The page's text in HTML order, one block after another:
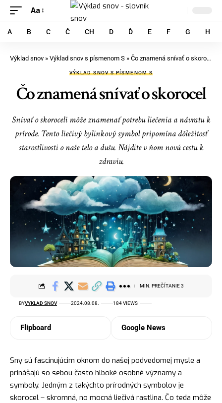
Aa
A B C Č CH D Ď E F G H
Výklad snov » Výklad snov s písmenom S » Čo znamená snívať o skorocel
VÝKLAD SNOV S PÍSMENOM S
Čo znamená snívať o skorocel
Snívať o skoroceli môže znamenať potrebu liečenia a návratu k
prírode. Tento liečivý bylinkový symbol pripomína dôležitosť
starostlivosti o naše telo a dušu. Nájdite v ňom novú cestu k
zdraviu.
BYVYKLAD SNOV 2024.08.08. 184 VIEWS
MIN. PREČÍTANIE 3
Flipboard Google News
Sny sú fascinujúcim oknom do našej podvedomej mysle a
prinášajú so sebou často hlboké osobné významy a
symboly. Jedným z takýchto prírodných symbolov je
skorocel – skromná, no mocná liečivá rastlina. Čo teda môže